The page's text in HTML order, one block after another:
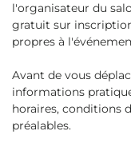
l'organisateur du
gratuit sur
propres à
Avant de vous
informations
horaires, conditions
préalables.